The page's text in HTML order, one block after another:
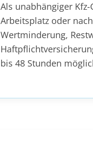
Als unabhängiger
Arbeitsplatz oder
Wertminderung,
bis 48 Stunden